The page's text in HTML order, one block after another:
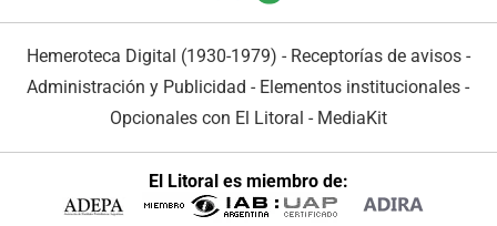
Hemeroteca Digital (1930-1979) - Receptorías de avisos -
Administración y Publicidad - Elementos institucionales -
Opcionales con El Litoral - MediaKit
El Litoral es miembro de: